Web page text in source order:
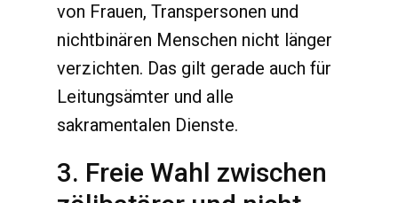
von Frauen, Transpersonen und
nichtbinären Menschen nicht länger
verzichten. Das gilt gerade auch für
Leitungsämter und alle
sakramentalen Dienste.
3. Freie Wahl zwischen